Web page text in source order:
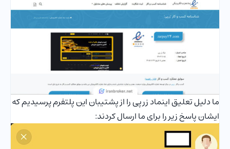
ما دلیل تعلیق اینماد زرپی را از پشتیبان این پلتفرم پرسیدیم که
ایشان پاسخ زیر را برای ما ارسال کردند: